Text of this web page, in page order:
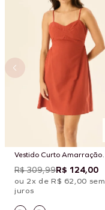
Vestido Curto Amarração
Costas Liso
R$ 309,99R$ 124,00
ou 2x de R$ 62,00 sem
juros